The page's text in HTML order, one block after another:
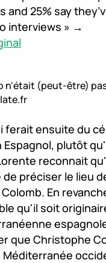
and 25% say
interviews » →
n'était (peut-être)
ferait ensuite du
plutôt
reconnait
préciser le lieu
En
qu'il soit
que Christophe
Méditerranée